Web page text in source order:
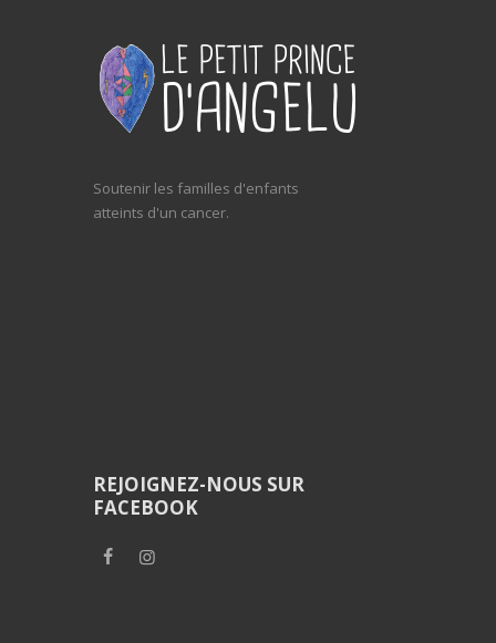
Soutenir les familles d'enfants
atteints d'un cancer.
REJOIGNEZ-NOUS SUR
FACEBOOK